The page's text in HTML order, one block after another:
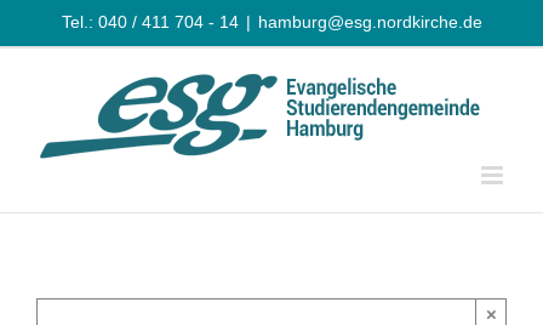
Inhalt
Tel.: 040 / 411 704 - 14 | hamburg@esg.nordkirche.de
×